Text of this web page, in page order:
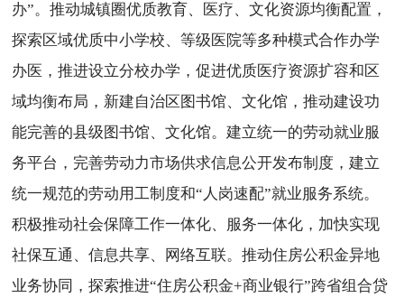
办”。推动城镇圈优质教育、医疗、文化资源均衡配置，
探索区域优质中小学校、等级医院等多种模式合作办学
办医，推进设立分校办学，促进优质医疗资源扩容和区
域均衡布局，新建自治区图书馆、文化馆，推动建设功
能完善的县级图书馆、文化馆。建立统一的劳动就业服
务平台，完善劳动力市场供求信息公开发布制度，建立
统一规范的劳动用工制度和“人岗速配”就业服务系统。
积极推动社会保障工作一体化、服务一体化，加快实现
社保互通、信息共享、网络互联。推动住房公积金异地
业务协同，探索推进“住房公积金+商业银行”跨省组合贷